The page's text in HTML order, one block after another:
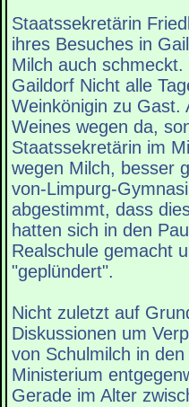
Staatssekretärin
ihres Besuches in
Milch auch schmeckt.
Gaildorf Nicht alle
Weinkönigin zu Gast.
Weines wegen da,
Staatssekretärin im
wegen Milch, besser
von-Limpurg-
abgestimmt, dass
hatten sich in den
Realschule gemacht
"geplündert".
Nicht zuletzt auf
Diskussionen um
von Schulmilch in
Ministerium
Gerade im Alter